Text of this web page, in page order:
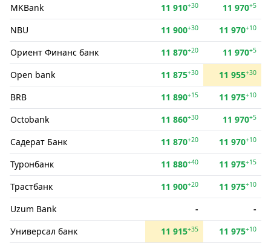
MKBank 11 910+30 11 970+5
NBU 11 900+30 11 970+10
Ориент Финанс банк 11 870+20 11 970+5
Open bank 11 875+30 11 955+30
BRB 11 890+15 11 975+10
Octobank 11 860+30 11 970+5
Садерат Банк 11 870+20 11 970+10
Туронбанк 11 880+40 11 975+15
Трастбанк 11 900+20 11 975+10
Uzum Bank -
-
Универсал банк
11 915+35 11 975+10